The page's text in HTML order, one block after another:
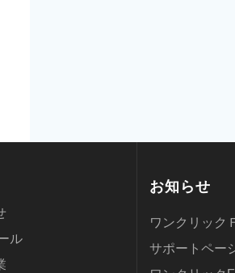
ル
お知らせ
ワンクリック
サポートペー